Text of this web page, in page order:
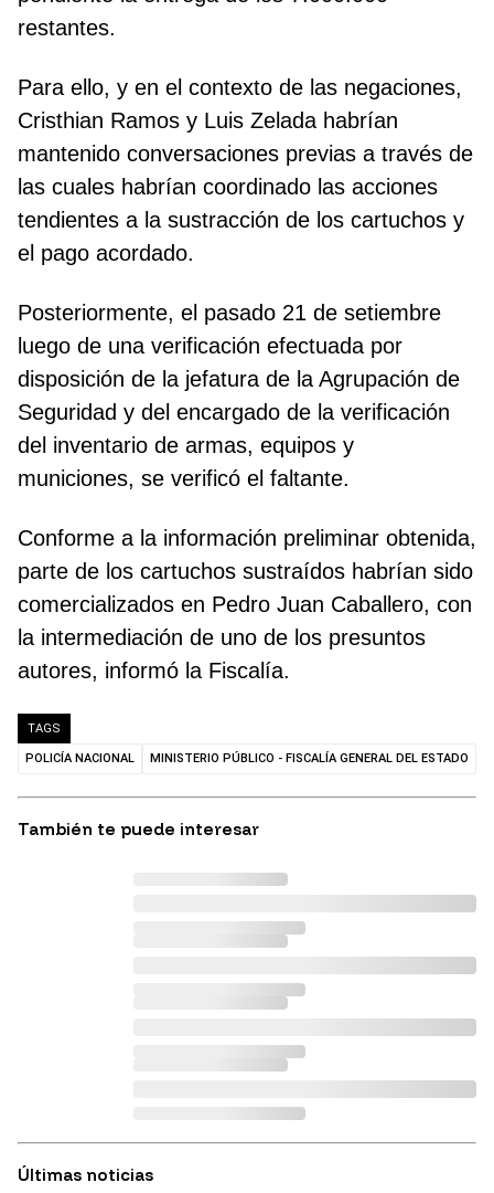
restantes.
Para ello, y en el contexto de las negaciones,
Cristhian Ramos y Luis Zelada habrían
mantenido conversaciones previas a través de
las cuales habrían coordinado las acciones
tendientes a la sustracción de los cartuchos y
el pago acordado.
Posteriormente, el pasado 21 de setiembre
luego de una verificación efectuada por
disposición de la jefatura de la Agrupación de
Seguridad y del encargado de la verificación
del inventario de armas, equipos y
municiones, se verificó el faltante.
Conforme a la información preliminar obtenida,
parte de los cartuchos sustraídos habrían sido
comercializados en Pedro Juan Caballero, con
la intermediación de uno de los presuntos
autores, informó la Fiscalía.
TAGS
POLICÍA NACIONAL MINISTERIO PÚBLICO - FISCALÍA GENERAL DEL ESTADO
También te puede interesar
Últimas noticias